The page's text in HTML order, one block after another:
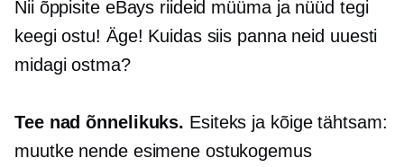
Nii õppisite eBays riideid müüma ja nüüd tegi
keegi ostu! Äge! Kuidas siis panna neid uuesti
midagi ostma?
Tee nad õnnelikuks. Esiteks ja kõige tähtsam:
muutke nende esimene ostukogemus